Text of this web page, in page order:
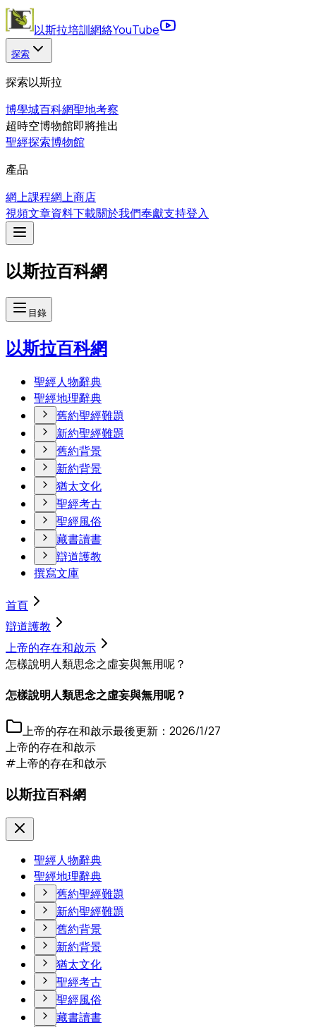
以斯拉培訓網絡YouTube
探索
探索以斯拉
博學城百科網聖地考察
超時空博物館即將推出
聖經探索博物館
產品
網上課程網上商店
視頻文章資料下載關於我們奉獻支持登入
以斯拉百科網
目錄
以斯拉百科網
聖經人物辭典
聖經地理辭典
舊約聖經難題
新約聖經難題
舊約背景
新約背景
猶太文化
聖經考古
聖經風俗
藏書讀書
辯道護教
撰寫文庫
首頁
辯道護教
上帝的存在和啟示
怎樣說明人類思念之虛妄與無用呢？
怎樣說明人類思念之虛妄與無用呢？
上帝的存在和啟示最後更新： 2026/1/27
上帝的存在和啟示
#上帝的存在和啟示
以斯拉百科網
聖經人物辭典
聖經地理辭典
舊約聖經難題
新約聖經難題
舊約背景
新約背景
猶太文化
聖經考古
聖經風俗
藏書讀書